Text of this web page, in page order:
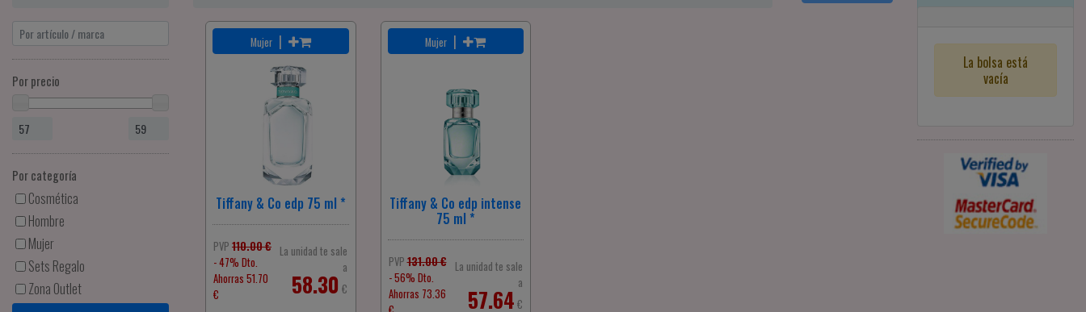
Por precio
Por categoría
Cosmética
Hombre
Mujer
Sets Regalo
Zona Outlet
Mujer|
Tiffany & Co edp 75 ml *
PVP 110.00 €
- 47% Dto.
Ahorras 51.70
€
La unidad te sale
a
58.30 €
Mujer |
Tiffany & Co edp intense
75 ml *
PVP131.00 €
- 56% Dto.
Ahorras 73.36
La unidad te sale
a
57.64 €
La bolsa está
vacía